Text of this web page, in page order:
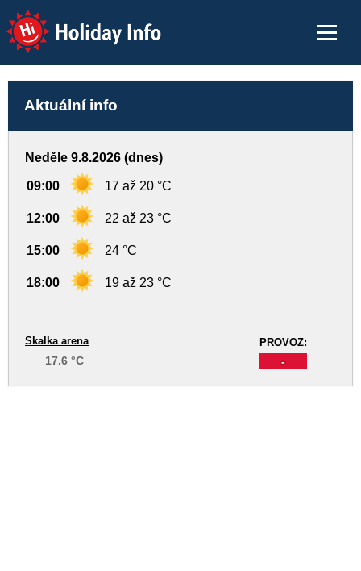
Holiday Info
Aktuální info
Neděle 9.8.2026 (dnes)
09:00 17 až 20 °C
12:00 22 až 23 °C
15:00 24 °C
18:00 19 až 23 °C
PROVOZ:
-
Skalka arena
17.6 °C